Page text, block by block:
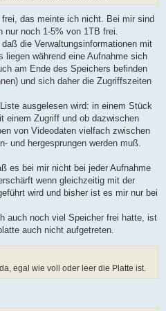
das meinte ich nicht. Bei mir sind
nur noch 1-5% von 1TB frei.
die Verwaltungsinformationen mit
liegen während eine Aufnahme sich
am Ende des Speichers befinden
und sich daher die Zugriffszeiten
ausgelesen wird: in einem Stück
einem Zugriff und ob dazwischen
von Videodaten vielfach zwischen
und hergesprungen werden muß.
es bei mir nicht bei jeder Aufnahme
wenn gleichzeitig mit der
wird und bisher ist es mir nur bei
auch noch viel Speicher frei hatte, ist
auch nicht aufgetreten.
egal wie voll oder leer die Platte ist.